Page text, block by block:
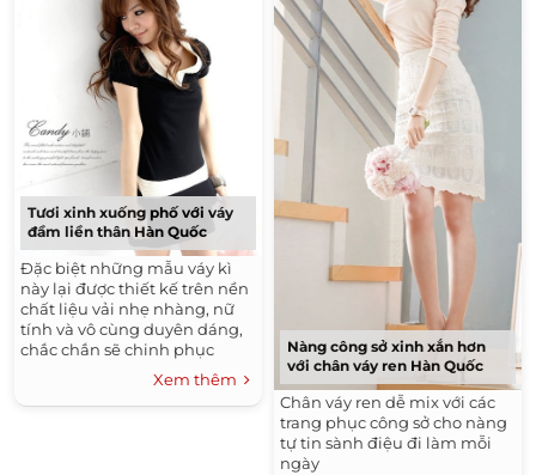
Tươi xinh xuống phố với váy
đầm liền thân Hàn Quốc
Đặc biệt những mẫu váy kì
này lại được thiết kế trên nền
chất liệu vải nhẹ nhàng, nữ
tính và vô cùng duyên dáng,
chắc chắn sẽ chinh phục
được bất cứ cô bạn nào dù là
Xem thêm
Nàng công sở xinh xắn hơn
với chân váy ren Hàn Quốc
Chân váy ren dễ mix với các
trang phục công sở cho nàng
tự tin sành điệu đi làm mỗi
ngày